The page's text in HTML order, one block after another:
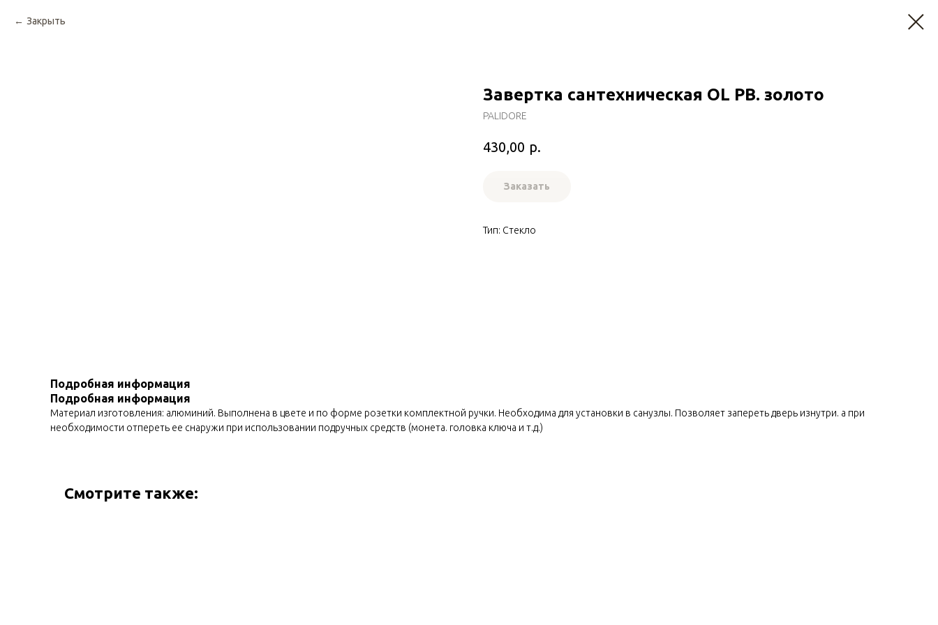
Закрыть
Завертка сантехническая OL РВ. золото
PALIDORE
430,00 р.
Заказать
Тип: Стекло
Подробная информация
Подробная информация
Материал изготовления: алюминий. Выполнена в цвете и по форме розетки комплектной ручки. Необходима для установки в санузлы. Позволяет запереть дверь изнутри. а при
необходимости отпереть ее снаружи при использовании подручных средств (монета. головка ключа и т.д.)
Смотрите также: